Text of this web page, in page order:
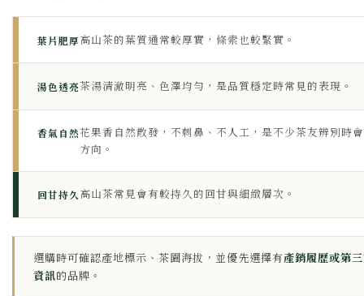
葉片肥厚高山茶的葉質通常較厚實，條索也較緊實。
湯色透亮茶湯清澈明亮、色澤均勻，是品質穩定時常見的表現。
香氣自然花果香自然散發，不刺鼻、不人工，是不少茶友辨別時
方向。
回甘持久高山茶常見會有較持久的回甘與細緻層次。
選購時可確認產地標示、茶園海拔，並優先選擇有產銷履歷或第
資訊的品牌。